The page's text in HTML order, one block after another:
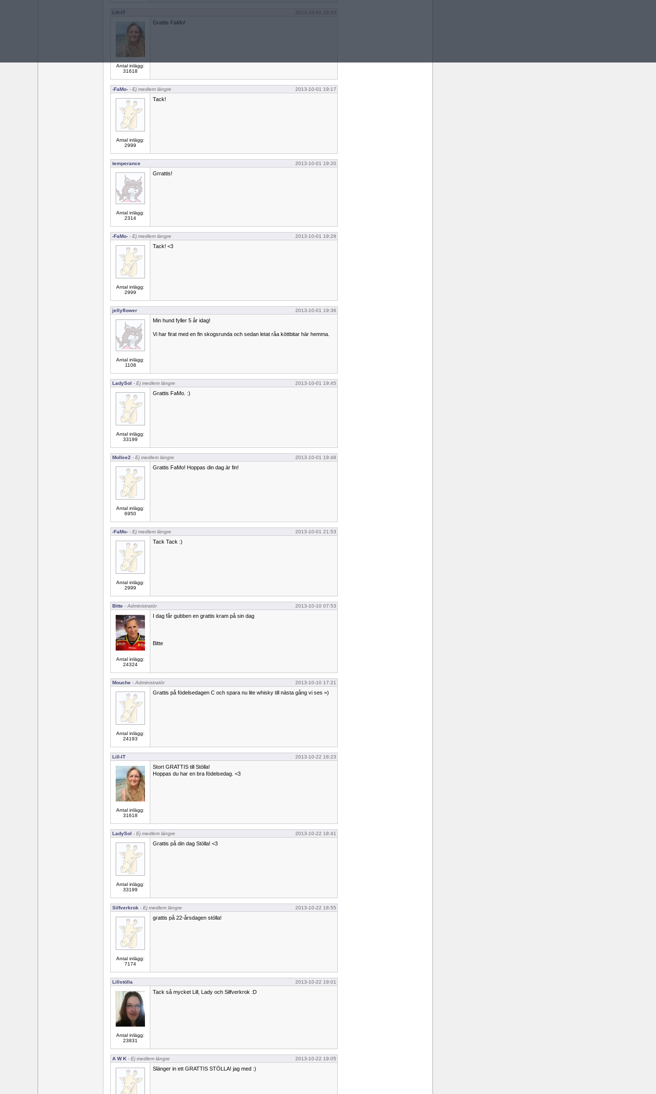
Lill-IT 2013-10-01 19:10
Antal inlägg:
31618
Grattis FaMo!
-FaMo- - Ej medlem längre 2013-10-01 19:17
Antal inlägg:
2999
Tack!
temperance 2013-10-01 19:20
Antal inlägg:
2314
Grrattis!
-FaMo- - Ej medlem längre 2013-10-01 19:29
Antal inlägg:
2999
Tack! <3
jellyflower 2013-10-01 19:36
Antal inlägg:
1108
Min hund fyller 5 år idag!
Vi har firat med en fin skogsrunda och sedan letat råa köttbitar här hemma.
LadySol - Ej medlem längre 2013-10-01 19:45
Antal inlägg:
33199
Grattis FaMo. :)
Mollee2 - Ej medlem längre 2013-10-01 19:48
Antal inlägg:
6950
Grattis FaMo! Hoppas din dag är fin!
-FaMo- - Ej medlem längre 2013-10-01 21:53
Antal inlägg:
2999
Tack Tack :)
Bitte - Administratör 2013-10-10 07:53
Antal inlägg:
24324
I dag får gubben en grattis kram på sin dag
Bitte
Mouche - Administratör 2013-10-10 17:21
Antal inlägg:
24193
Grattis på födelsedagen C och spara nu lite whisky till nästa gång vi ses =)
Lill-IT 2013-10-22 18:23
Antal inlägg:
31618
Stort GRATTIS till Stölla!
Hoppas du har en bra födelsedag. <3
LadySol - Ej medlem längre 2013-10-22 18:41
Antal inlägg:
33199
Grattis på din dag Stölla! <3
Silfverkrok - Ej medlem längre 2013-10-22 18:55
Antal inlägg:
7174
grattis på 22-årsdagen stölla!
Lillstölla 2013-10-22 19:01
Antal inlägg:
23831
Tack så mycket Lill, Lady och Silfverkrok :D
A W K - Ej medlem längre 2013-10-22 19:05
Slänger in ett GRATTIS STÖLLA! jag med :)